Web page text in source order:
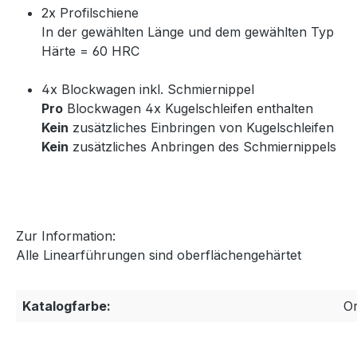
2x Profilschiene
In der gewählten Länge und dem gewählten Typ
Härte = 60 HRC
4x Blockwagen inkl. Schmiernippel
Pro Blockwagen 4x Kugelschleifen enthalten
Kein zusätzliches Einbringen von Kugelschleifen
Kein zusätzliches Anbringen des Schmiernippels
Zur Information:
Alle Linearführungen sind oberflächengehärtet
Katalogfarbe: